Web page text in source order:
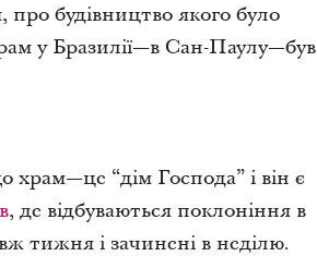
будівництво якого було
у Бразилії—в Сан-Паулу—був
“дім Господа” і він є
, де відбуваються поклоніння в
тижня і зачинені в неділю.